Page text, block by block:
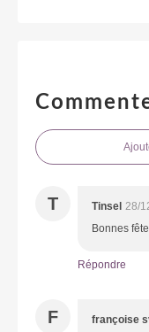
T Tinsel 28/
Bonnes
Répondre
F françoise